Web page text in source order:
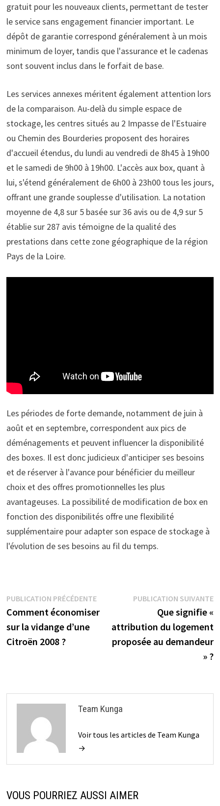
gratuit pour les nouveaux clients, permettant de tester
le service sans engagement financier important. Le
dépôt de garantie correspond généralement à un mois
minimum de loyer, tandis que l'assurance et le cadenas
sont souvent inclus dans le forfait de base.
Les services annexes méritent également attention lors
de la comparaison. Au-delà du simple espace de
stockage, les centres situés au 2 Impasse de l'Estuaire
ou Chemin des Bourderies proposent des horaires
d'accueil étendus, du lundi au vendredi de 8h45 à 19h00
et le samedi de 9h00 à 19h00. L'accès aux box, quant à
lui, s'étend généralement de 6h00 à 23h00 tous les jours,
offrant une grande souplesse d'utilisation. La notation
moyenne de 4,8 sur 5 basée sur 36 avis ou de 4,9 sur 5
établie sur 287 avis témoigne de la qualité des
prestations dans cette zone géographique de la région
Pays de la Loire.
Les périodes de forte demande, notamment de juin à
août et en septembre, correspondent aux pics de
déménagements et peuvent influencer la disponibilité
des boxes. Il est donc judicieux d'anticiper ses besoins
et de réserver à l'avance pour bénéficier du meilleur
choix et des offres promotionnelles les plus
avantageuses. La possibilité de modification de box en
fonction des disponibilités offre une flexibilité
supplémentaire pour adapter son espace de stockage à
l'évolution de ses besoins au fil du temps.
Navigation
de
l’article
PUBLICATION PRÉCÉDENTEPublication
précédente :
Comment économiser
sur la vidange d’une
Citroën 2008 ?
PUBLICATION SUIVANTE
Que signifie «
attribution du logement
proposée au demandeur
» ?
Team Kunga
Voir tous les articles de Team Kunga
→
VOUS POURRIEZ AUSSI AIMER